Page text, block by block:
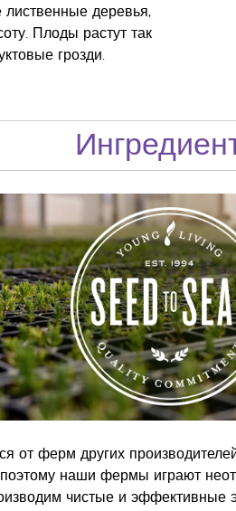
лиственные деревья,
Плоды растут так
грозди.
от ферм других
наши фермы играют
чистые и